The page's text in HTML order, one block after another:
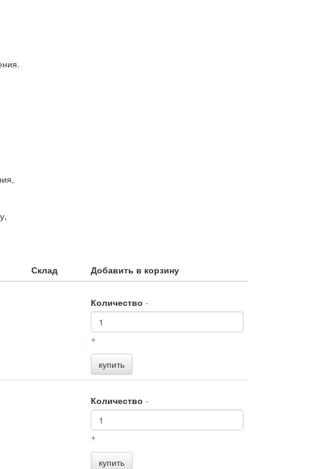
Склад
Добавить в корзину
Количество -
+
купить
Количество -
+
купить